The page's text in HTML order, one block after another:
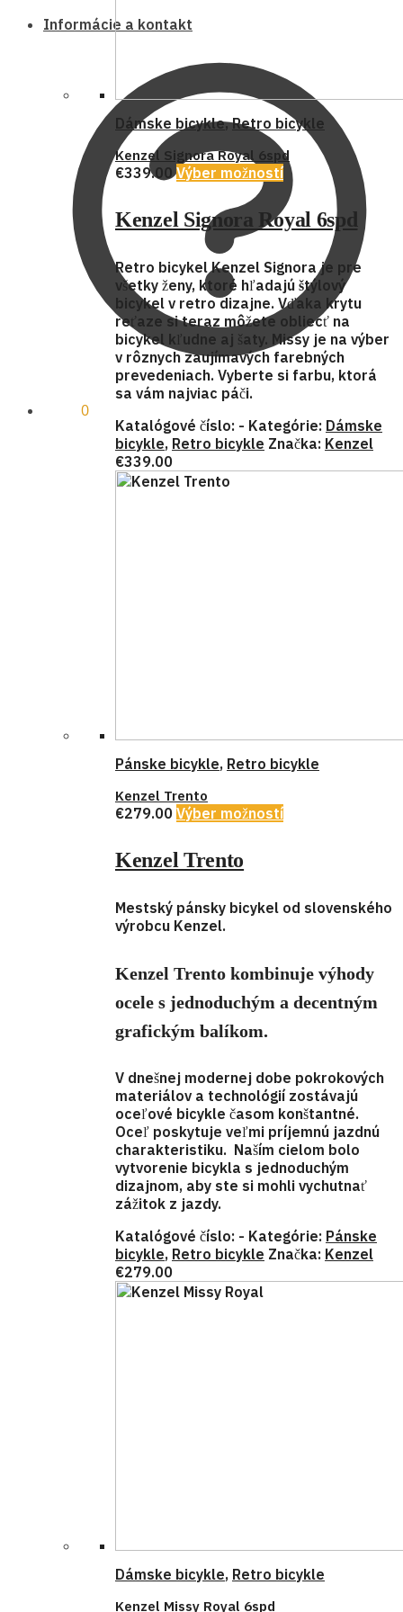
Informácie a kontakt
0
Dámske bicykle,Retro bicykle
Kenzel Signora Royal 6spd
€339.00 Výber možností
Kenzel Signora Royal 6spd
Retro bicykelKenzel Signoraje pre
všetky ženy, ktoré hľadajú štýlový
bicykel v retro dizajne. Vďaka krytu
reťaze si teraz môžete obliecť na
bicykel kľudne aj šaty. Missy je na výber
v rôznych zaujímavých farebných
prevedeniach. Vyberte si farbu, ktorá
sa vám najviac páči.
Katalógové číslo: - Kategórie: Dámske
bicykle, Retro bicykle Značka: Kenzel
€339.00
Pánske bicykle, Retro bicykle
Kenzel Trento
€279.00 Výber možností
Kenzel Trento
Mestský pánsky bicykel od slovenského
výrobcu Kenzel.
Kenzel Trento kombinuje výhody
ocele s jednoduchým a decentným
grafickým balíkom.
V dnešnej modernej dobe pokrokových
materiálov a technológií zostávajú
oceľové bicykle časom konštantné.
Oceľ poskytuje veľmi príjemnú jazdnú
charakteristiku. Naším cielom bolo
vytvorenie bicykla s jednoduchým
dizajnom, aby ste si mohli vychutnať
zážitok z jazdy.
Katalógové číslo: - Kategórie: Pánske
bicykle, Retro bicykle Značka: Kenzel
€279.00
Dámske bicykle, Retro bicykle
Kenzel Missy Royal 6spd